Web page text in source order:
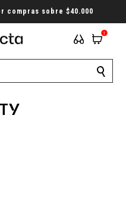
compras sobre $40.000
1